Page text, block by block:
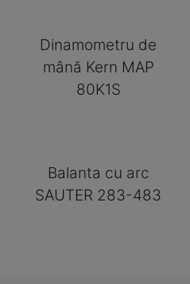
Dinamometru de
mână Kern MAP
80K1S
Balanta cu arc
SAUTER 283-483